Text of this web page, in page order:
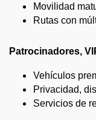
Movilidad
Rutas con
Patrocinadores,
Vehículos
Privacidad,
Servicios de